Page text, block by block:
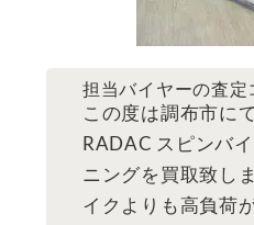
担当バイヤーの査定
この度は調布市に
RADAC スピンバ
ニングを買取致し
イクよりも高負荷